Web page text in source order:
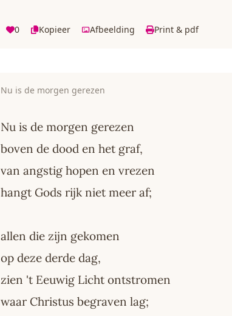
0 Kopieer Afbeelding Print & pdf
Nu is de morgen gerezen
Nu is de morgen gerezen
boven de dood en het graf,
van angstig hopen en vrezen
hangt Gods rijk niet meer af;
allen die zijn gekomen
op deze derde dag,
zien 't Eeuwig Licht ontstromen
waar Christus begraven lag;